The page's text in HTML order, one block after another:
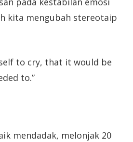
kita mengubah stereotaip
to cry, that it would be
to.”
mendadak, melonjak 20